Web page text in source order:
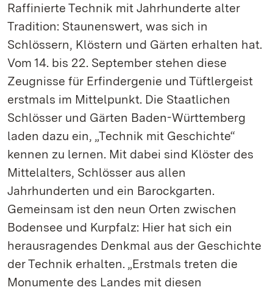
Raffinierte Technik mit Jahrhunderte alter
Tradition: Staunenswert, was sich in
Schlössern, Klöstern und Gärten erhalten hat.
Vom 14. bis 22. September stehen diese
Zeugnisse für Erfindergenie und Tüftlergeist
erstmals im Mittelpunkt. Die Staatlichen
Schlösser und Gärten Baden-Württemberg
laden dazu ein, „Technik mit Geschichte“
kennen zu lernen. Mit dabei sind Klöster des
Mittelalters, Schlösser aus allen
Jahrhunderten und ein Barockgarten.
Gemeinsam ist den neun Orten zwischen
Bodensee und Kurpfalz: Hier hat sich ein
herausragendes Denkmal aus der Geschichte
der Technik erhalten. „Erstmals treten die
Monumente des Landes mit diesen